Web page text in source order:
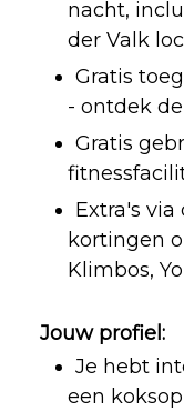
nacht,
der Valk
Gratis
- ontdek
Gratis
Extra's via
kortingen
Klimbos,
Jouw profiel:
Je hebt
een